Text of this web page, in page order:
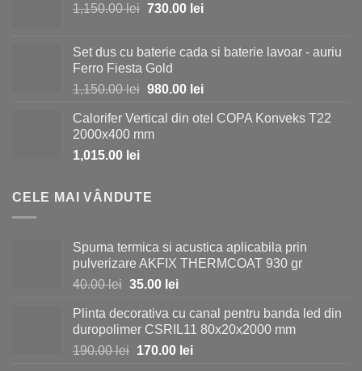
1,150.00lei Prețul
fost:
1,150.00 lei.
730.00 leiPrețul
730.00 lei.
Set dus cu baterie cada si baterie lavoar - auriu
Ferro Fiesta Gold
1,150.00lei Prețul
a
fost:
980.00 leiPrețul
este:
Calorifer Vertical din otel COPA Konveks T22
2000x400 mm
1,015.00 lei
CELE MAI VÂNDUTE
Spuma termica si acustica aplicabila prin
pulverizare AKFIX THERMCOAT 930 gr
40.00lei Prețul
a
fost:
40.00 lei.
35.00 leiPrețul
este:
35.00 lei.
Plinta decorativa cu canal pentru banda led din
duropolimer CSRIL11 80x20x2000 mm
190.00lei Prețul
170.00 leiPrețul